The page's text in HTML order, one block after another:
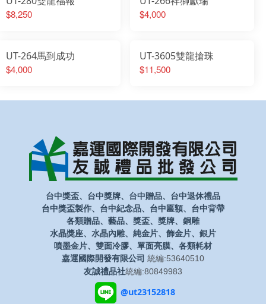
$8,250 $4,000
UT-264馬到成功
$4,000
UT-3605雙龍搶珠
$11,500
台中獎盃、台中獎牌、台中贈品、台中退休禮品
台中獎盃製作、台中紀念品、台中匾額、台中背帶
各類贈品、藝品、獎盃、獎牌、銅雕
水晶獎座、水晶內雕、純金片、飾金片、銀片
噴墨金片、雙面冷膠、單面亮膜、各類耗材
嘉運國際開發有限公司 統編:53640510
友誠禮品社統編:80849983
@ut23152818